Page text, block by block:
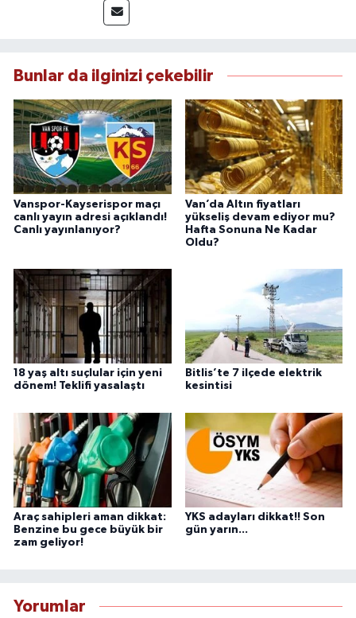
takip etmektedir. Editoryal sürece katkı sunan
Yılmaz, tarafsızlık, doğruluk ve etik ilkeler
bilgilendirmektedir.
Bunlar da ilginizi çekebilir
Vanspor-Kayserispor maçı
canlı yayın adresi açıklandı!
Canlı yayınlanıyor?
Van’da Altın fiyatları
yükseliş devam ediyor mu?
Hafta Sonuna Ne Kadar
Oldu?
18 yaş altı suçlular için yeni
dönem! Teklifi yasalaştı
Bitlis’te 7 ilçede elektrik
kesintisi
Araç sahipleri aman dikkat:
Benzine bu gece büyük bir
zam geliyor!
YKS adayları dikkat!! Son
gün yarın...
Yorumlar